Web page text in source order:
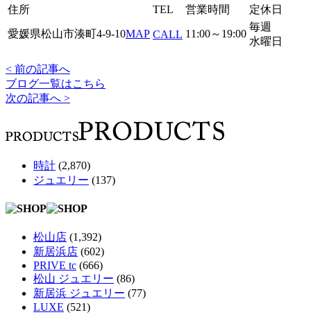
住所
TEL 営業時間 定休日
愛媛県松山市湊町4-9-10MAP CALL 11:00～19:00
毎週
水曜日
< 前の記事へ
ブログ一覧はこちら
次の記事へ >
時計 (2,870)
ジュエリー (137)
松山店 (1,392)
新居浜店 (602)
PRIVE tc (666)
松山 ジュエリー (86)
新居浜 ジュエリー (77)
LUXE (521)